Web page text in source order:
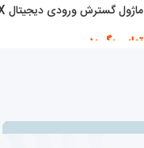
ماژول گسترش ورودی دیجیتال B1-16X
تماس بگیرید